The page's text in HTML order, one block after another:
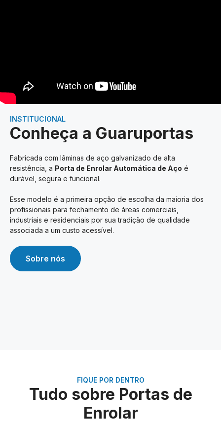
INSTITUCIONAL
Conheça a Guaruportas
Fabricada com lâminas de aço galvanizado de alta
resistência, a Porta de Enrolar Automática de Aço é
durável, segura e funcional.
Esse modelo é a primeira opção de escolha da maioria dos
profissionais para fechamento de áreas comerciais,
industriais e residenciais por sua tradição de qualidade
associada a um custo acessível.
Sobre nós
FIQUE POR DENTRO
Tudo sobre Portas de
Enrolar